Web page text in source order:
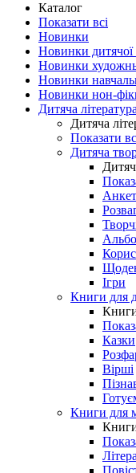
Каталог
Показати всі
Новинки
Новинки дитячої
Новинки
Новинки
Новинки нон-
Дитяча література
Дитяча
Показати
Дитяча
Ігри
Книги для
Казки
Вірші
Книги для